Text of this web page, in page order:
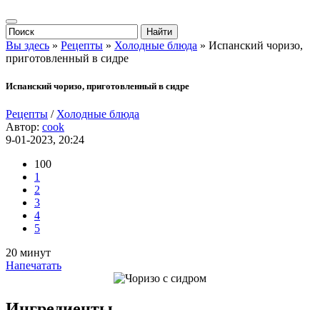
Вы здесь » Рецепты » Холодные блюда » Испанский чоризо,
приготовленный в сидре
Испанский чоризо, приготовленный в сидре
Рецепты / Холодные блюда
Автор: cook
9-01-2023, 20:24
100
1
2
3
4
5
20 минут
Напечатать